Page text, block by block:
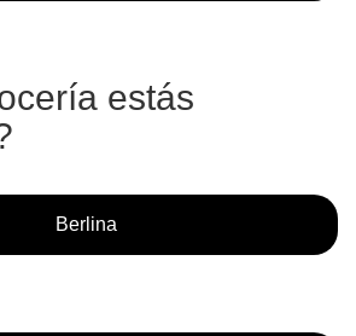
estás
Berlina